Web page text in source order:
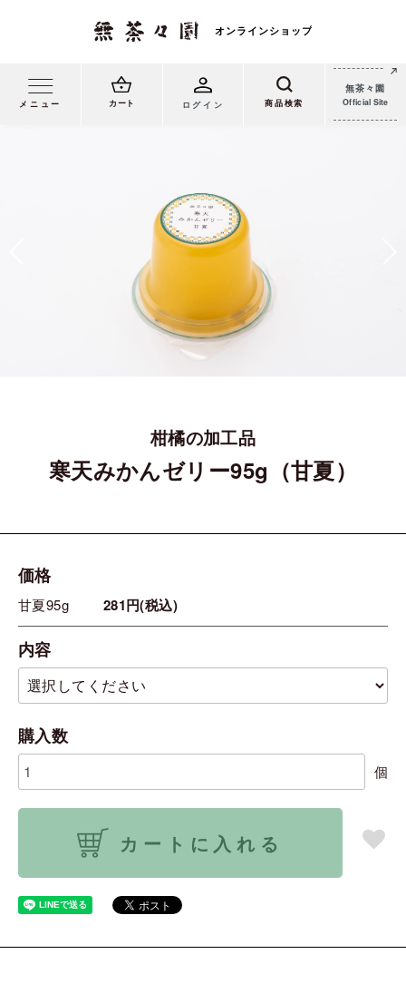
メニュー カート ログイン
無茶々園
Official Site
柑橘の加工品
寒天みかんゼリー95g（甘夏）
価格
甘夏95g 281円(税込)
内容
購入数
個
カートに入れる